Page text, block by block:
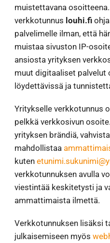
muistettavana
verkkotunnus louhi.fi
palvelimelle ilman, että
muistaa sivuston IP-
ansiosta yrityksen
muut digitaaliset palvelut
löydettävissä ja
Yritykselle verkkotunnus
pelkkä verkkosivun
yrityksen brändiä,
mahdollistaa
kuten
verkkotunnuksen avulla
viestintää keskitetysti ja
ammattimaista ilmettä.
Verkkotunnuksen lisäksi
julkaisemiseen myös